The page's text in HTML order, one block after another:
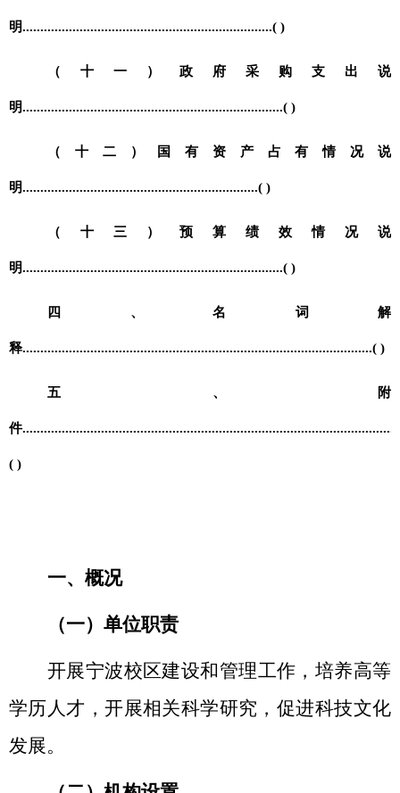
明......................................................................( )
（十一）政府采购支出说
明.........................................................................( )
（十二）国有资产占有情况说
明..................................................................( )
（十三）预算绩效情况说
明.........................................................................( )
四、名词解
释..................................................................................................( )
五、附
件..........................................................................................................
( )
一、概况
（一）单位职责
开展宁波校区建设和管理工作，培养高等
学历人才，开展相关科学研究，促进科技文化
发展。